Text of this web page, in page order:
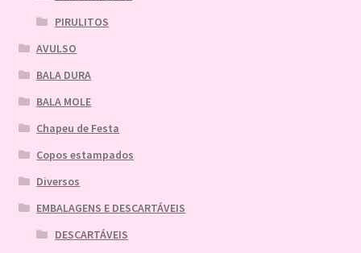
PIRULITOS
AVULSO
BALA DURA
BALA MOLE
Chapeu de Festa
Copos estampados
Diversos
EMBALAGENS E DESCARTÁVEIS
DESCARTÁVEIS